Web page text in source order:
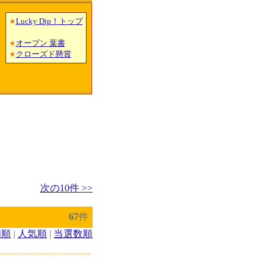
★Lucky Dip！トップ
★オープン 葉書
★クローズド懸賞
次の10件 >>
67件
| 人気順 | 当選数順